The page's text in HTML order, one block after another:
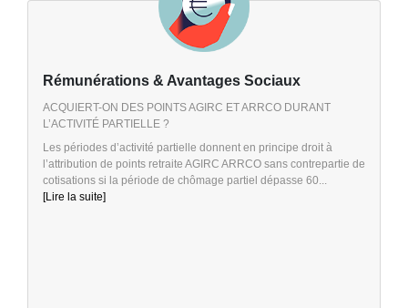
Rémunérations & Avantages Sociaux
ACQUIERT-ON DES POINTS AGIRC ET ARRCO DURANT
L’ACTIVITÉ PARTIELLE ?
Les périodes d’activité partielle donnent en principe droit à
l’attribution de points retraite AGIRC ARRCO sans contrepartie de
cotisations si la période de chômage partiel dépasse 60...
[Lire la suite]